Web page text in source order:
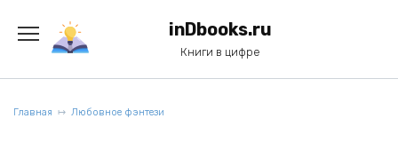
содержанию
inDbooks.ru
Книги в цифре
Главная Любовное фэнтези